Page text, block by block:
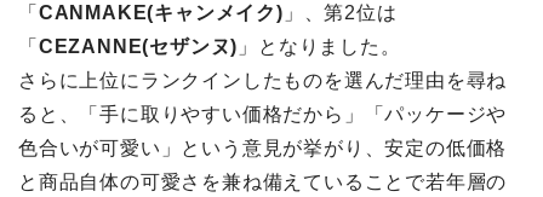
「 CANMAKE(キャンメイク) 」、第2位は
「 CEZANNE(セザンヌ) 」となりました。
さらに上位にランクインしたものを選んだ理由を尋ね
ると、「手に取りやすい価格だから」「パッケージや
色合いが可愛い」という意見が挙がり、安定の低価格
と商品自体の可愛さを兼ね備えていることで若年層の